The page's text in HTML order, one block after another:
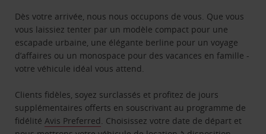
Dès votre arrivée, nous nous occupons de vous. Que vous
vous laissiez tenter par un modèle compact pour une
escapade urbaine, une élégante berline pour un voyage
d’affaires ou un monospace pour des vacances en famille -
votre véhicule idéal vous attend.
Clients fidèles, soyez surclassés et profitez de jours
supplémentaires offerts en souscrivant au programme de
fidélitéAvis Preferred. Choisissez votre date de départ et